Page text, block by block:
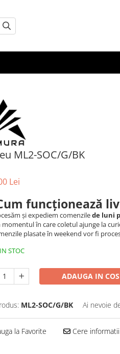
ML2-SOC/G/BK
Lei
funcționează
și expediem comenzilede luni
momentul în care coletul ajunge la
plasate în weekend vor fi
IN STOC
ADAUGA IN COS
ML2-SOC/G/BK Ai nevoie
la Favorite Cere informatii